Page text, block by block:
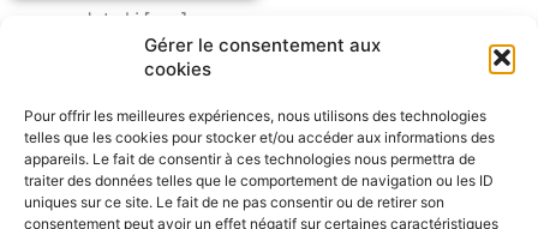
Gérer le consentement aux
cookies
Pour offrir les meilleures expériences, nous utilisons des technologies
telles que les cookies pour stocker et/ou accéder aux informations des
appareils. Le fait de consentir à ces technologies nous permettra de
traiter des données telles que le comportement de navigation ou les ID
uniques sur ce site. Le fait de ne pas consentir ou de retirer son
consentement peut avoir un effet négatif sur certaines caractéristiques
Jet ski [n.m]